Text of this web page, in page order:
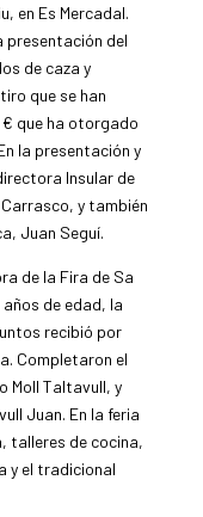
en Es Mercadal.
presentación del
de caza y
que se han
que ha otorgado
la presentación y
Insular de
y también
Juan Seguí.
de la Fira de Sa
de edad, la
recibió por
Completaron el
Moll Taltavull, y
Juan. En la feria
talleres de cocina,
y el tradicional